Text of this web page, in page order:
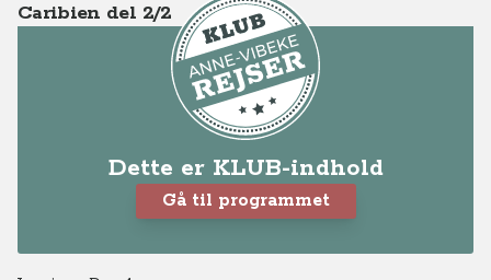
Caribien del 2/2
Dette er KLUB-indhold
Gå til programmet